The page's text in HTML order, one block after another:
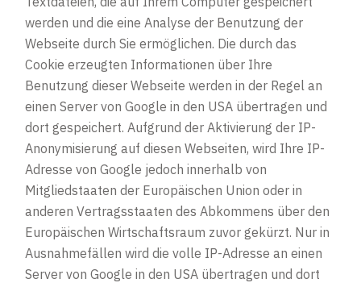
werden und die eine Analyse der Benutzung der
Webseite durch Sie ermöglichen. Die durch das
Cookie erzeugten Informationen über Ihre
Benutzung dieser Webseite werden in der Regel an
einen Server von Google in den USA übertragen und
dort gespeichert. Aufgrund der Aktivierung der IP-
Anonymisierung auf diesen Webseiten, wird Ihre IP-
Adresse von Google jedoch innerhalb von
Mitgliedstaaten der Europäischen Union oder in
anderen Vertragsstaaten des Abkommens über den
Europäischen Wirtschaftsraum zuvor gekürzt. Nur in
Ausnahmefällen wird die volle IP-Adresse an einen
Server von Google in den USA übertragen und dort